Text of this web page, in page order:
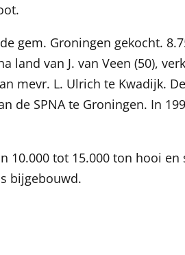
gem. Groningen gekocht.
land van J. van Veen (50),
mevr. L. Ulrich te Kwadijk.
de SPNA te Groningen. In
10.000 tot 15.000 ton hooi
bijgebouwd.